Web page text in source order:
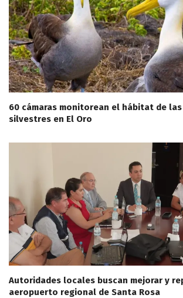
60 cámaras monitorean el hábitat de
silvestres en El Oro
Autoridades locales buscan mejorar y
aeropuerto regional de Santa Rosa